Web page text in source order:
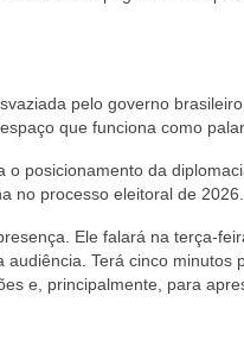
pelo governo
que funciona como
posicionamento da
no processo eleitoral de 2026.
Ele falará na terça-
Terá cinco minutos
e, principalmente, para